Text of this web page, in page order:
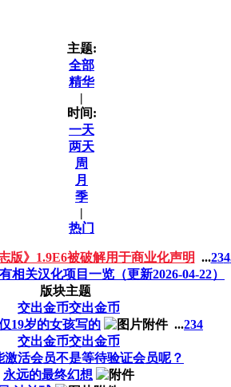
主题:
全部
精华
|
时间:
一天
两天
周
月
季
|
热门
版》1.9E6被破解用于商业化声明 ...234
相关汉化项目一览（更新2026-04-22）
版块主题
交出金币交出金币
19岁的女孩写的
...234
交出金币交出金币
激活会员不是等待验证会员呢？
永远的最终幻想